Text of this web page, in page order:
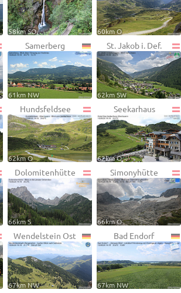
58km SO 60km O
Samerberg
61km NW
St. Jakob i. Def.
62km SW
Hundsfeldsee
62km O
Seekarhaus
62km O
Dolomitenhütte
66km S
Simonyhütte
66km O
Wendelstein Ost
67km NW
Bad Endorf
67km NW